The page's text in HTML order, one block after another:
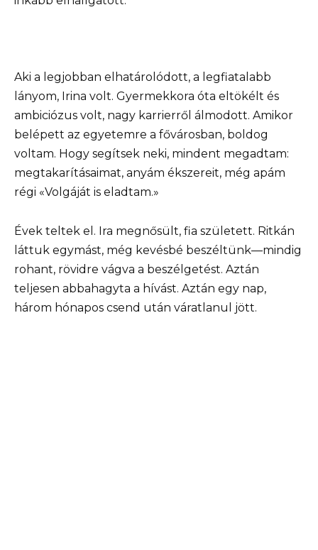
Aki a legjobban elhatárolódott, a legfiatalabb
lányom, Irina volt. Gyermekkora óta eltökélt és
ambiciózus volt, nagy karrierről álmodott. Amikor
belépett az egyetemre a fővárosban, boldog
voltam. Hogy segítsek neki, mindent megadtam:
megtakarításaimat, anyám ékszereit, még apám
régi «Volgáját is eladtam.»
Évek teltek el. Ira megnősült, fia született. Ritkán
láttuk egymást, még kevésbé beszéltünk—mindig
rohant, rövidre vágva a beszélgetést. Aztán
teljesen abbahagyta a hívást. Aztán egy nap,
három hónapos csend után váratlanul jött.